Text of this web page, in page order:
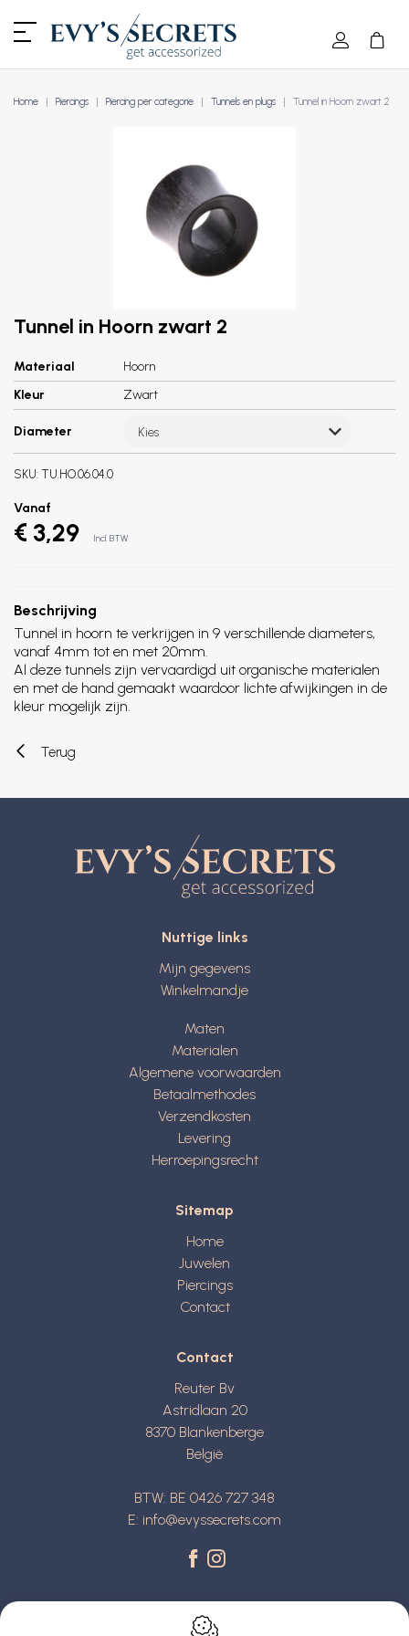
Home Piercings Piercing per categorie Tunnels en plugs Tunnel in Hoorn zwart 2
Tunnel in Hoorn zwart 2
Materiaal
Hoorn
Kleur
Zwart
Diameter Kies
SKU: TU.HO.06.04.0
Vanaf
€ 3,29 Incl. BTW
Beschrijving
Tunnel in hoorn te verkrijgen in 9 verschillende diameters,
vanaf 4mm tot en met 20mm.
Al deze tunnels zijn vervaardigd uit organische materialen
en met de hand gemaakt waardoor lichte afwijkingen in de
kleur mogelijk zijn.
Terug
Nuttige links
Mijn gegevens
Winkelmandje
Maten
Materialen
Algemene voorwaarden
Betaalmethodes
Verzendkosten
Levering
Herroepingsrecht
Sitemap
Home
Juwelen
Piercings
Contact
Contact
Reuter Bv
Astridlaan 20
8370 Blankenberge
België
BTW: BE 0426 727 348
E: info@evyssecrets.com